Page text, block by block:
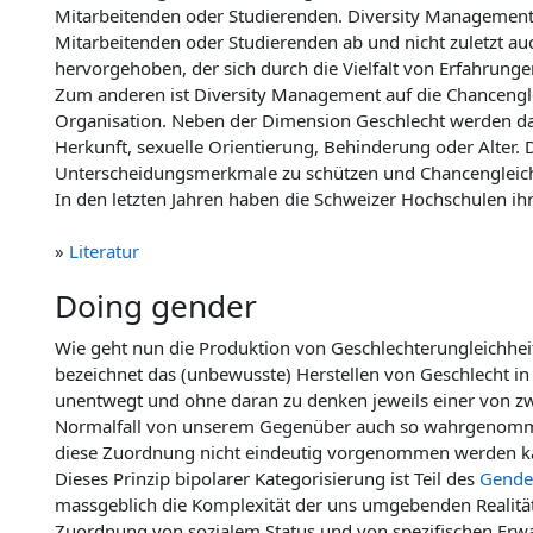
Mitarbeitenden oder Studierenden. Diversity
Mitarbeitenden oder Studierenden ab und nicht zuletzt
hervorgehoben, der sich durch die Vielfalt von
Zum anderen ist Diversity Management auf die
Organisation. Neben der Dimension Geschlecht werden
Herkunft, sexuelle Orientierung, Behinderung oder
Unterscheidungsmerkmale zu schützen und
In den letzten Jahren haben die Schweizer Hochschulen
» Literatur
Doing gender
Wie geht nun die Produktion von
bezeichnet das (unbewusste) Herstellen von
unentwegt und ohne daran zu denken jeweils einer von
Normalfall von unserem Gegenüber auch so
diese Zuordnung nicht eindeutig vorgenommen werden
Dieses Prinzip bipolarer Kategorisierung ist Teil des
massgeblich die Komplexität der uns umgebenden